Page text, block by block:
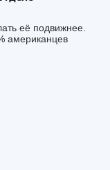
её подвижнее.
американцев